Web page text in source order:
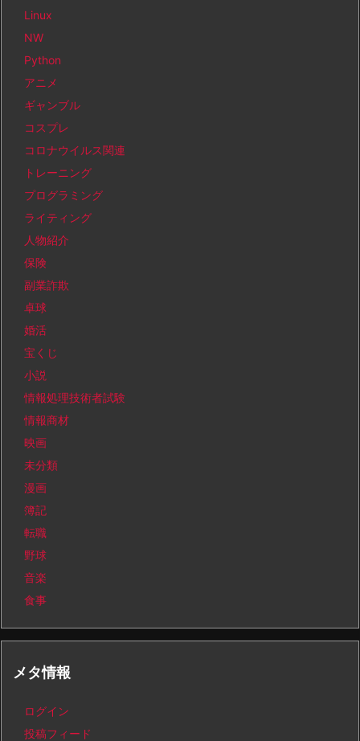
Linux
NW
Python
アニメ
ギャンブル
コスプレ
コロナウイルス関連
トレーニング
プログラミング
ライティング
人物紹介
保険
副業詐欺
卓球
婚活
宝くじ
小説
情報処理技術者試験
情報商材
映画
未分類
漫画
簿記
転職
野球
音楽
食事
メタ情報
ログイン
投稿フィード